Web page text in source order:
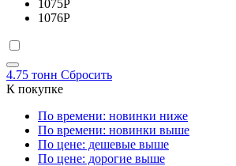
1075Р
1076Р
4.75 тонн Сбросить
К покупке
По времени: новинки ниже
По времени: новинки выше
По цене: дешевые выше
По цене: дорогие выше